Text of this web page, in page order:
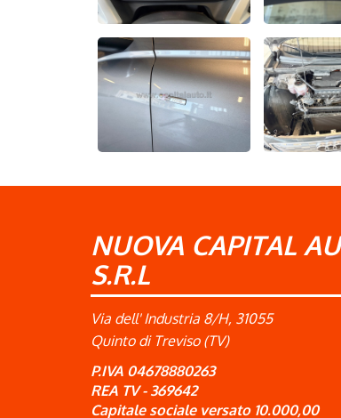
NUOVA CAPITAL
S.R.L
Via dell' Industria 8/H, 31055
Quinto di Treviso (TV)
P.IVA 04678880263
REA TV - 369642
Capitale sociale versato 10.000,00